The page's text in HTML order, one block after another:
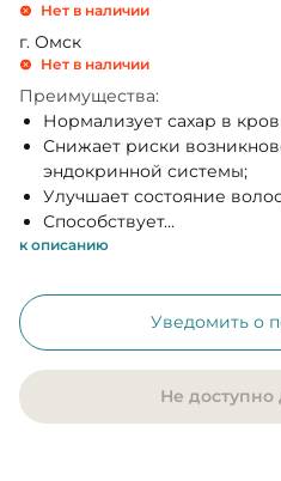
Нет в наличии
г. Омск
Нет в наличии
Преимущества:
Нормализует сахар в
Снижает риски
эндокринной системы;
Улучшает состояние
Способствует...
к описанию
Уведомить о
Не доступно